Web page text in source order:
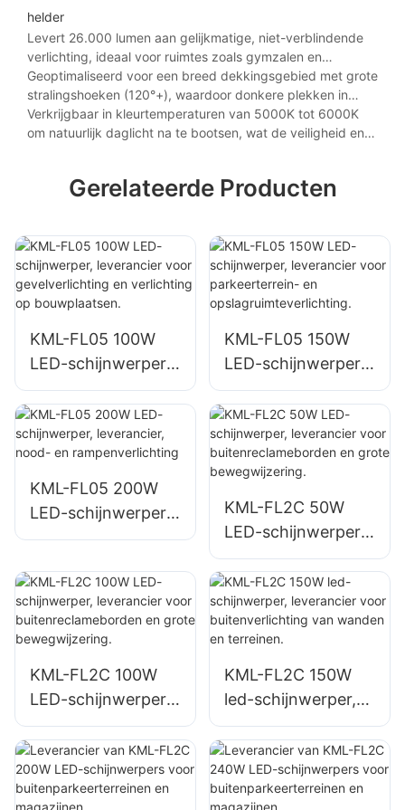
veeleisende klimaatomstandigheden wordt
verlengd.
helder
Levert 26.000 lumen aan gelijkmatige, niet-verblindende
verlichting, ideaal voor ruimtes zoals gymzalen en
vliegtuigloodsen waar nauwkeurig zicht vereist is.
Geoptimaliseerd voor een breed dekkingsgebied met grote
stralingshoeken (120°+), waardoor donkere plekken in
ruimtes met hoge plafonds, zoals winkelmagazijnen en
sportarena's, worden geëlimineerd.
Verkrijgbaar in kleurtemperaturen van 5000K tot 6000K
om natuurlijk daglicht na te bootsen, wat de veiligheid en
Gerelateerde Producten
KML-FL05 100W
LED-schijnwerper,
leverancier voor
gevelverlichting en
verlichting op
bouwplaatsen.
KML-FL05 150W
LED-schijnwerper,
leverancier voor
parkeerterrein- en
opslagruimteverlich
ting.
KML-FL05 200W
LED-schijnwerper,
leverancier, nood-
rampenverlichting
KML-FL2C 50W
LED-schijnwerper,
leverancier voor
buitenreclamebord
en en grote
bewegwijzering.
KML-FL2C 100W
LED-schijnwerper,
leverancier voor
buitenreclamebord
en en grote
bewegwijzering.
KML-FL2C 150W
led-schijnwerper,
leverancier voor
buitenverlichting
van wanden en
terreinen.